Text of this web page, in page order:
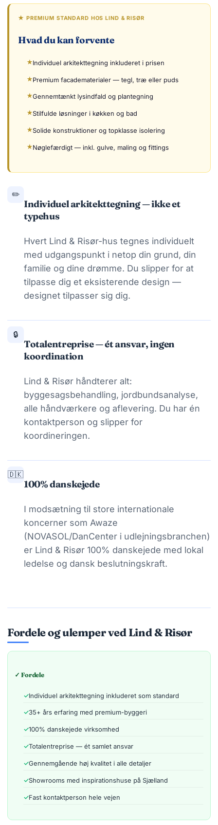
★ PREMIUM STANDARD HOS LIND & RISØR
Hvad du kan forvente
Individuel arkitekttegning inkluderet i prisen
Premium facadematerialer — tegl, træ eller puds
Gennemtænkt lysindfald og plantegning
Stilfulde løsninger i køkken og bad
Solide konstruktioner og topklasse isolering
Nøglefærdigt — inkl. gulve, maling og fittings
✏️
Individuel arkitekttegning — ikke et
typehus
Hvert Lind & Risør-hus tegnes individuelt
med udgangspunkt i netop din grund, din
familie og dine drømme. Du slipper for at
tilpasse dig et eksisterende design —
designet tilpasser sig dig.
🔒
Totalentreprise — ét ansvar, ingen
koordination
Lind & Risør håndterer alt:
byggesagsbehandling, jordbundsanalyse,
alle håndværkere og aflevering. Du har én
kontaktperson og slipper for
koordineringen.
🇩🇰
100% danskejede
I modsætning til store internationale
koncerner som Awaze
(NOVASOL/DanCenter i udlejningsbranchen)
er Lind & Risør 100% danskejede med lokal
ledelse og dansk beslutningskraft.
Fordele og ulemper ved Lind & Risør
✓ Fordele
Individuel arkitekttegning inkluderet som standard
35+ års erfaring med premium-byggeri
100% danskejede virksomhed
Totalentreprise — ét samlet ansvar
Gennemgående høj kvalitet i alle detaljer
Showrooms med inspirationshuse på Sjælland
Fast kontaktperson hele vejen